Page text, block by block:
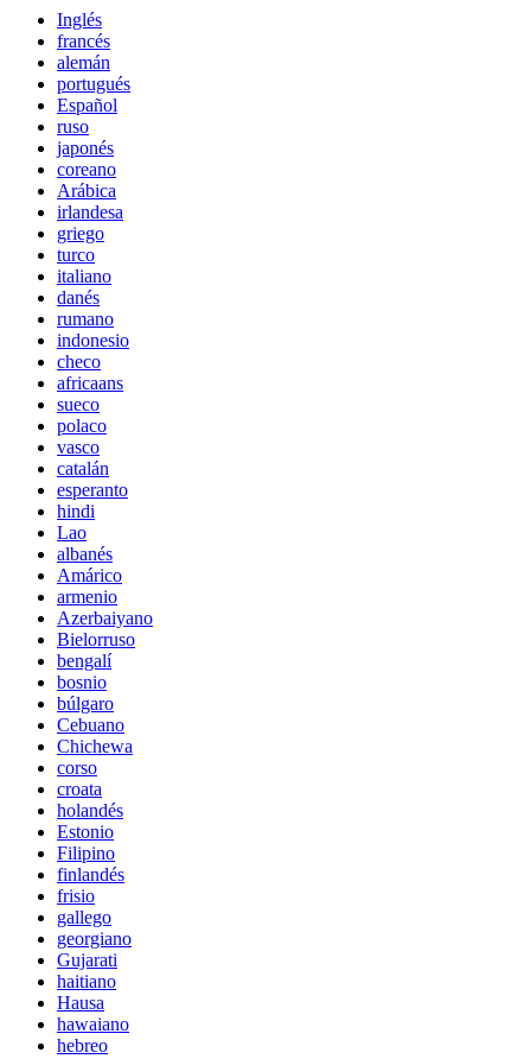
Inglés
francés
alemán
portugués
Español
ruso
japonés
coreano
Arábica
irlandesa
griego
turco
italiano
danés
rumano
indonesio
checo
africaans
sueco
polaco
vasco
catalán
esperanto
hindi
Lao
albanés
Amárico
armenio
Azerbaiyano
Bielorruso
bengalí
bosnio
búlgaro
Cebuano
Chichewa
corso
croata
holandés
Estonio
Filipino
finlandés
frisio
gallego
georgiano
Gujarati
haitiano
Hausa
hawaiano
hebreo